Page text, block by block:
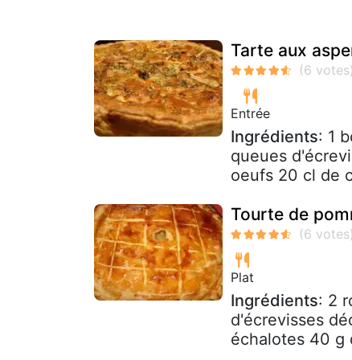
Tarte aux
Entrée
Ingrédients: 1
queues
oeufs 20 cl de
Tourte de
Plat
Ingrédients: 2
d'écrevisses
échalotes 40 g